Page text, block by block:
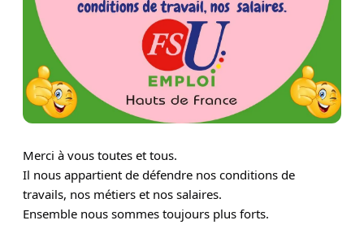
Merci à vous toutes et tous.
Il nous appartient de défendre nos conditions de
travails, nos métiers et nos salaires.
Ensemble nous sommes toujours plus forts.